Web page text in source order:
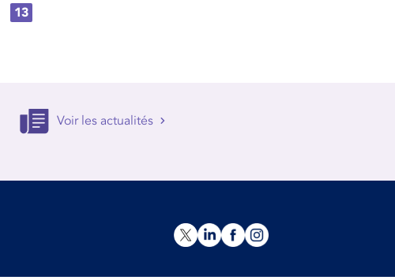
13
Voir les actualités